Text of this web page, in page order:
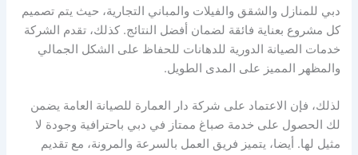
دبي للمنازل والشقق والفيلات والمباني التجارية، حيث يتم تصميم
كل مشروع بعناية فائقة لضمان أفضل النتائج. كذلك، تقدم الشركة
خدمات الصيانة الدورية للدهانات للحفاظ على الشكل الجمالي
والمظهر المميز على المدى الطويل.
لذلك، فإن الاعتماد على شركة دار العمارة للصيانة العامة يضمن
لك الحصول على خدمة صباغ ممتاز في دبي باحترافية وجودة لا
مثيل لها. أيضا، يتميز فريق العمل بالسرعة والمرونة، مع تقديم